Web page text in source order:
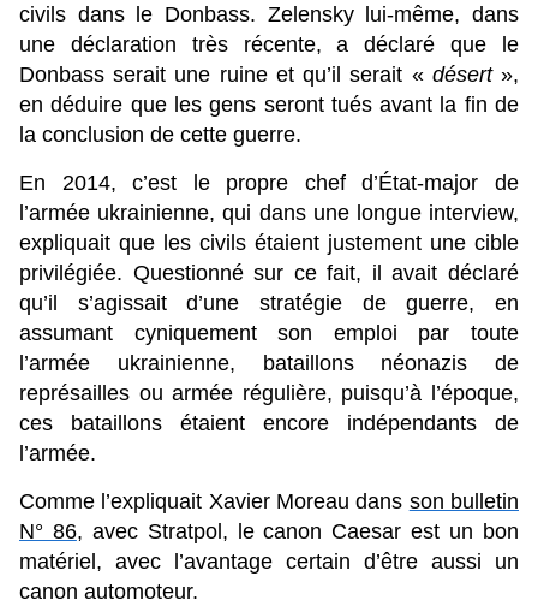
civils dans le Donbass. Zelensky lui-même, dans
une déclaration très récente, a déclaré que le
Donbass serait une ruine et qu’il serait « désert»,
en déduire que les gens seront tués avant la fin de
la conclusion de cette guerre.
En 2014, c’est le propre chef d’État-major de
l’armée ukrainienne, qui dans une longue interview,
expliquait que les civils étaient justement une cible
privilégiée. Questionné sur ce fait, il avait déclaré
qu’il s’agissait d’une stratégie de guerre, en
assumant cyniquement son emploi par toute
l’armée ukrainienne, bataillons néonazis de
représailles ou armée régulière, puisqu’à l’époque,
ces bataillons étaient encore indépendants de
l’armée.
Comme l’expliquait Xavier Moreau dans son bulletin
N° 86, avec Stratpol, le canon Caesar est un bon
matériel, avec l’avantage certain d’être aussi un
canon automoteur.